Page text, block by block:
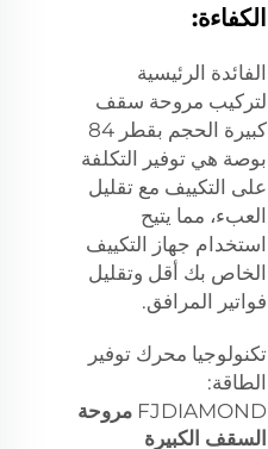
الكفاءة:
الفائدة الرئيسية
لتركيب مروحة سقف
كبيرة الحجم بقطر 84
بوصة هي توفير التكلفة
على التكييف مع تقليل
العبء، مما يتيح
استخدام جهاز التكييف
الخاص بك أقل وتقليل
فواتير المرافق.
تكنولوجيا محرك توفير
الطاقة:
FJDIAMOND مروحة
السقف الكبيرة